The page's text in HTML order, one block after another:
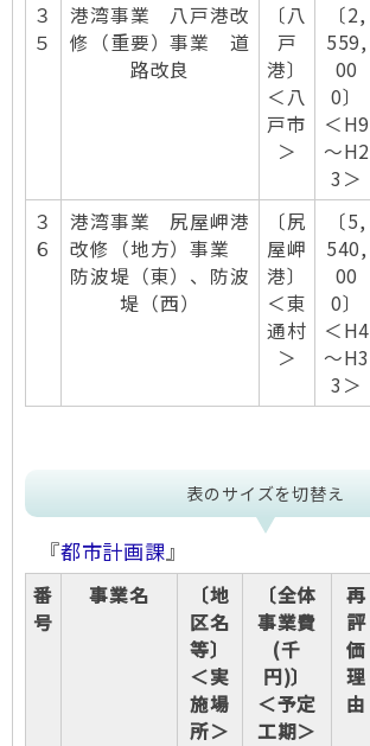
３
５
港湾事業 八戸港改
修（重要）事業 道
路改良
〔八
戸
港〕
＜八
戸市
＞
〔2,
559,
00
0〕
＜H9
～H2
3＞
３
６
港湾事業 尻屋岬港
改修（地方）事業
防波堤（東）、防波
堤（西）
〔尻
屋岬
港〕
＜東
通村
＞
〔5,
540,
00
0〕
＜H4
～H3
3＞
表のサイズを切替え
『都市計画課』
番
号
事業名
〔地
区名
等〕
＜実
施場
所＞
〔全体
事業費
(千
円)〕
＜予定
工期＞
再
評
価
理
由